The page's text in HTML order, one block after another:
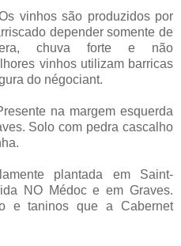
vinhos são produzidos por
depender somente de
chuva forte e não
vinhos utilizam barricas
do négociant.
na margem esquerda
Solo com pedra cascalho
plantada em Saint-
NO Médoc e em Graves.
e taninos que a Cabernet